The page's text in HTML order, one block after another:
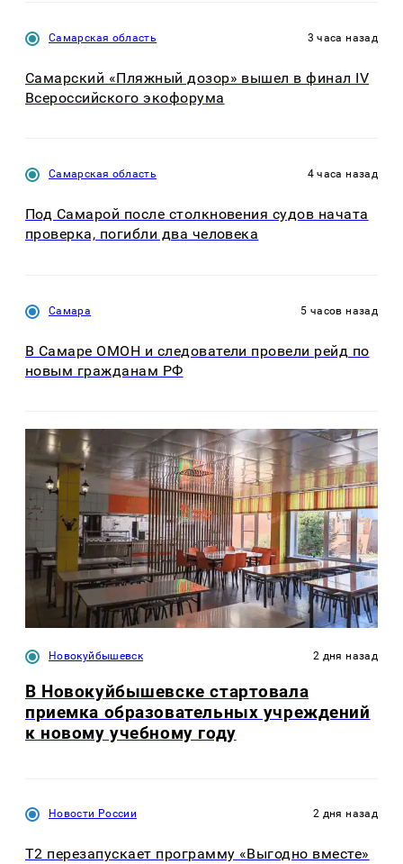
Самарская область 3 часа назад
Самарский «Пляжный дозор» вышел в финал IV
Всероссийского экофорума
Самарская область 4 часа назад
Под Самарой после столкновения судов начата
проверка, погибли два человека
Самара 5 часов назад
В Самаре ОМОН и следователи провели рейд по
новым гражданам РФ
Новокуйбышевск 2 дня назад
В Новокуйбышевске стартовала
приемка образовательных учреждений
к новому учебному году
Новости России 2 дня назад
Т2 перезапускает программу «Выгодно вместе»